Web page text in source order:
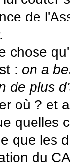
de
chose
: on a
de plus
où ? et
quelles
que les
du